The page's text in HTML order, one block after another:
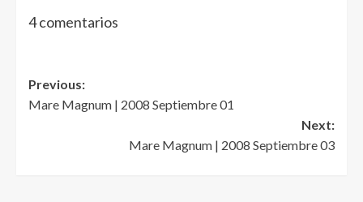
4 comentarios
Post
navigation
Previous:
Mare Magnum | 2008 Septiembre 01
Next:
Mare Magnum | 2008 Septiembre 03